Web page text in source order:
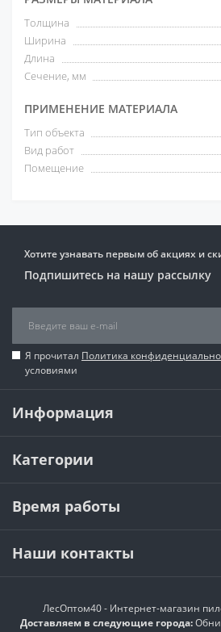
Толщина
Ширина
Длина
Сечение, мм
ПРИМЕНЕНИЕ МАТЕРИАЛА
Тип объекта
Вид работ
Помещение
Хотите узнавать первым об акциях и
Подпишитесь на нашу рассылку
Я прочитал Политика
условиями
Информация
Категории
Время работы
Наши контакты
ЛесОптом40 - Интернет-магазин
Доставляем в следующие города: